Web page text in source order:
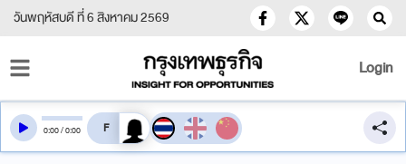
วันพฤหัสบดี ที่ 6 สิงหาคม 2569
Login
0:00/0:00 สลับเสียงอ่าน